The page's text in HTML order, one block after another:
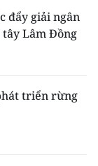
đẩy giải ngân
Lâm Đồng
triển rừng